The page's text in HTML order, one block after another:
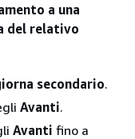
a una
del relativo
secondario.
Avanti.
Avanti fino a